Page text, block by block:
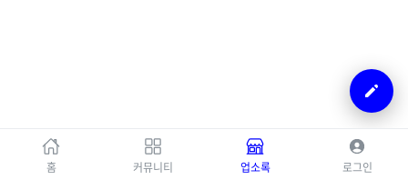
홈 커뮤니티 업소록 로그인